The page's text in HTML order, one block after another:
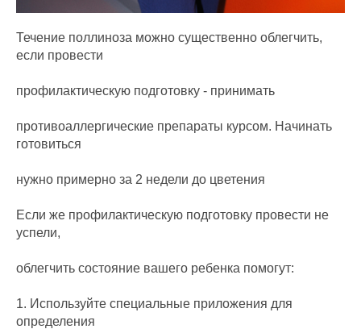
Течение поллиноза можно существенно облегчить,
если провести
профилактическую подготовку - принимать
противоаллергические препараты курсом. Начинать
готовиться
нужно примерно за 2 недели до цветения
Если же профилактическую подготовку провести не
успели,
облегчить состояние вашего ребенка помогут:
1. Используйте специальные приложения для
определения